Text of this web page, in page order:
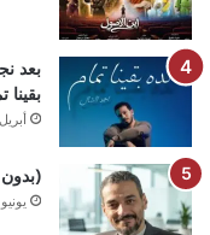
بعد
بقينا
أبريل 8, 2026
يونيو 21, 2026